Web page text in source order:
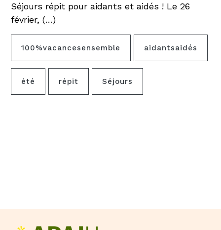
Séjours répit pour aidants et aidés ! Le 26
février, (…)
100%vacancesensemble aidantsaidés
été répit Séjours